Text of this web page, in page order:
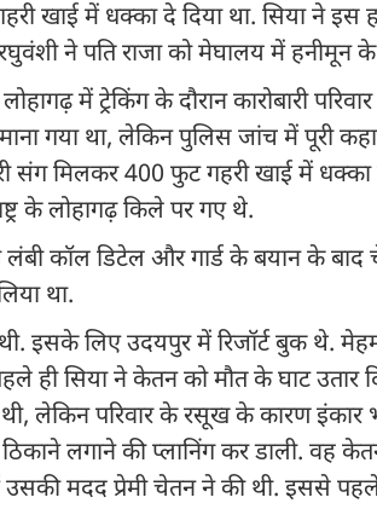
खाई में धक्का दे दिया था. सिया ने इस
ने पति राजा को मेघालय में हनीमून के
में ट्रेकिंग के दौरान कारोबारी
गया था, लेकिन पुलिस जांच में पूरी
संग मिलकर 400 फुट गहरी खाई में
के लोहागढ़ किले पर गए थे.
कॉल डिटेल और गार्ड के बयान के
था.
थी. इसके लिए उदयपुर में रिजॉर्ट बुक थे.
ही सिया ने केतन को मौत के घाट उतार
लेकिन परिवार के रसूख के कारण इंकार
लगाने की प्लानिंग कर डाली. वह
मदद प्रेमी चेतन ने की थी. इससे पहले